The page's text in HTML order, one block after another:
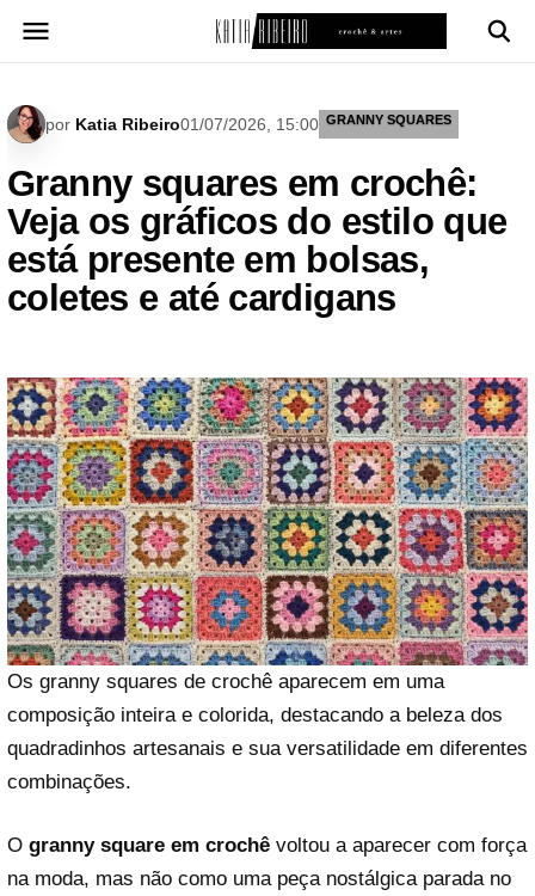
para
por Katia Ribeiro01/07/2026, 15:00 GRANNY SQUARES
Granny squares em crochê:
Veja os gráficos do estilo que
está presente em bolsas,
coletes e até cardigans
Os granny squares de crochê aparecem em uma
composição inteira e colorida, destacando a beleza dos
quadradinhos artesanais e sua versatilidade em diferentes
combinações.
O granny square em crochê voltou a aparecer com força
na moda, mas não como uma peça nostálgica parada no